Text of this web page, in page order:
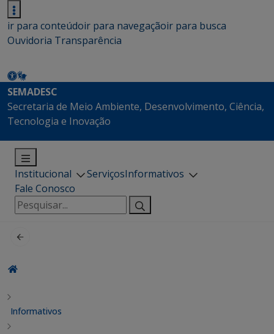
ir para conteúdoir para navegaçãoir para busca
Ouvidoria Transparência
SEMADESC
Secretaria de Meio Ambiente, Desenvolvimento, Ciência,
Tecnologia e Inovação
Institucional ServiçosInformativos
Fale Conosco
Pesquisar
por:
Informativos